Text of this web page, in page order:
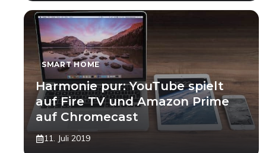
SMART HOME
Harmonie pur: YouTube spielt
auf Fire TV und Amazon Prime
auf Chromecast
11. Juli 2019